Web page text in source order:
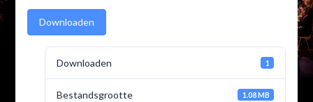
Downloaden
Downloaden 1
Bestandsgrootte 1.08 MB